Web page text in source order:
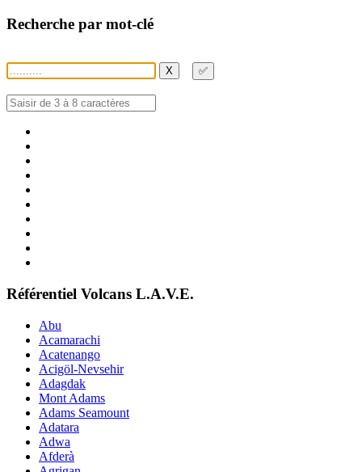
Recherche par mot-clé
X ✅
Référentiel Volcans L.A.V.E.
Abu
Acamarachi
Acatenango
Acigöl-Nevsehir
Adagdak
Mont Adams
Adams Seamount
Adatara
Adwa
Afderà